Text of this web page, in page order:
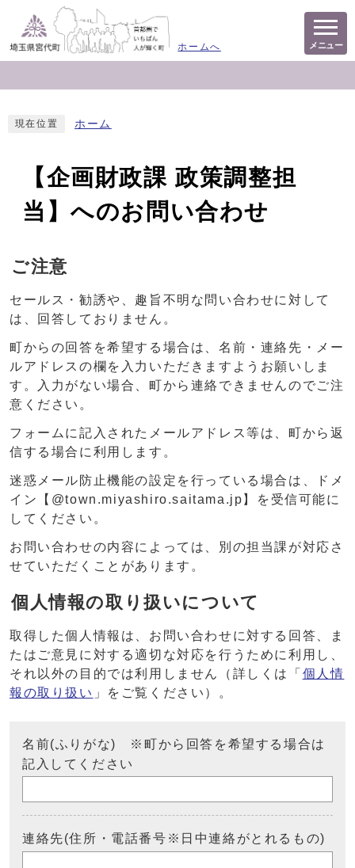
ホームへ メニュー
現在位置 ホーム
【企画財政課 政策調整担
当】へのお問い合わせ
ご注意
セールス・勧誘や、趣旨不明な問い合わせに対して
は、回答しておりません。
町からの回答を希望する場合は、名前・連絡先・メー
ルアドレスの欄を入力いただきますようお願いしま
す。入力がない場合、町から連絡できませんのでご注
意ください。
フォームに記入されたメールアドレス等は、町から返
信する場合に利用します。
迷惑メール防止機能の設定を行っている場合は、ドメ
イン【@town.miyashiro.saitama.jp】を受信可能に
してください。
お問い合わせの内容によっては、別の担当課が対応さ
せていただくことがあります。
個人情報の取り扱いについて
取得した個人情報は、お問い合わせに対する回答、ま
たはご意見に対する適切な対応を行うために利用し、
それ以外の目的では利用しません（詳しくは「 個人情
報の取り扱い 」をご覧ください）。
名前(ふりがな) ※町から回答を希望する場合は
記入してください
連絡先(住所・電話番号※日中連絡がとれるもの)